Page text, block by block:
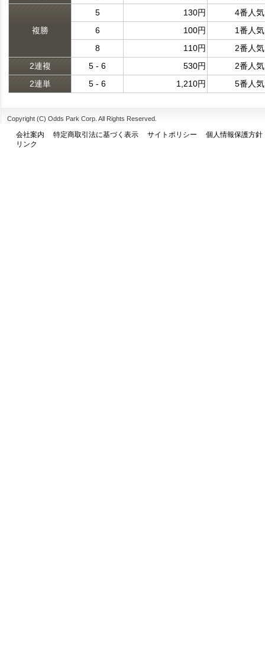
複勝
5 130円
4番人気
6
100円
1番人気
8
110円
2番人気
2連複
5 - 6 530円
2番人気
2連単
5 - 6 1,210円 5番人気
Copyright (C) Odds Park Corp. All Rights Reserved.
会社案内 特定商取引法に基づく表示 サイトポリシー
個人情報保護方針
リンク